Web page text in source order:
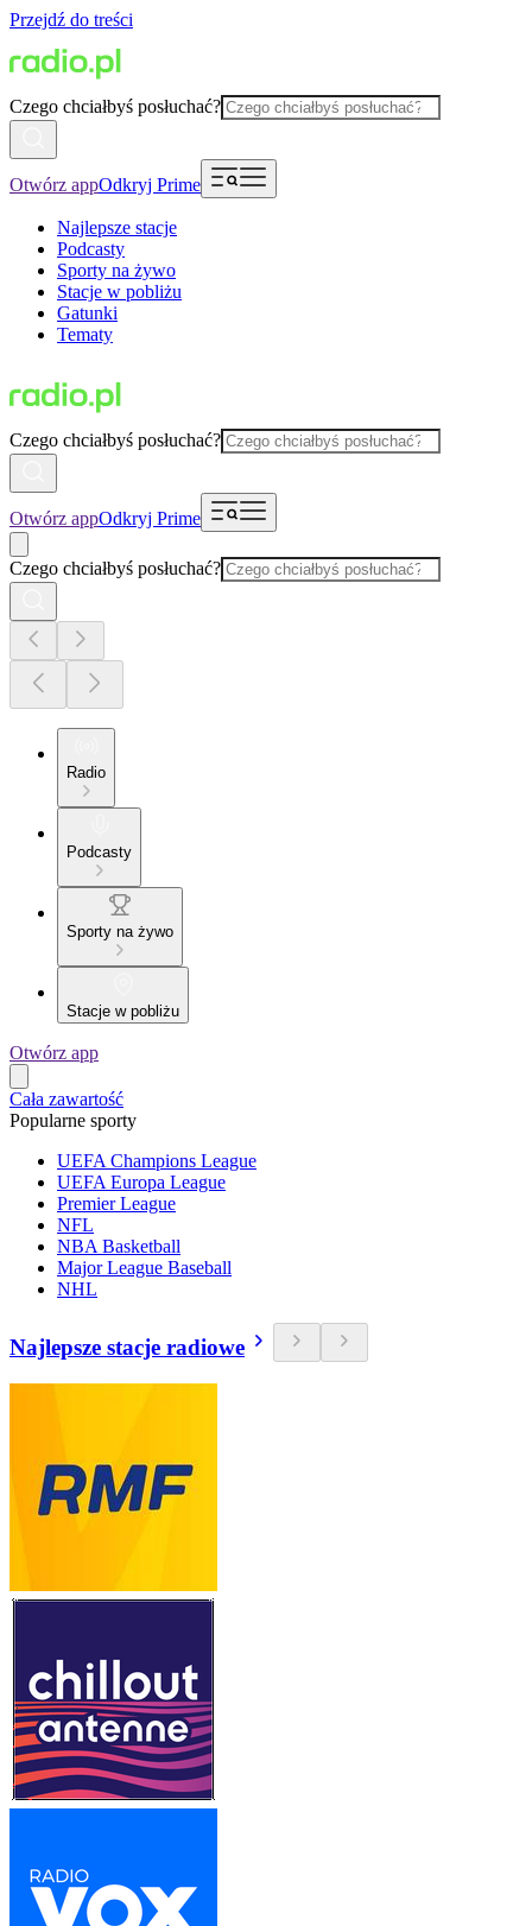
Przejdź do treści
Czego chciałbyś posłuchać?
Otwórz appOdkryj Prime
Najlepsze stacje
Podcasty
Sporty na żywo
Stacje w pobliżu
Gatunki
Tematy
Czego chciałbyś posłuchać?
Otwórz appOdkryj Prime
Czego chciałbyś posłuchać?
Radio
Podcasty
Sporty na żywo
Stacje w pobliżu
Otwórz app
Cała zawartość
Popularne sporty
UEFA Champions League
UEFA Europa League
Premier League
NFL
NBA Basketball
Major League Baseball
NHL
Najlepsze stacje radiowe